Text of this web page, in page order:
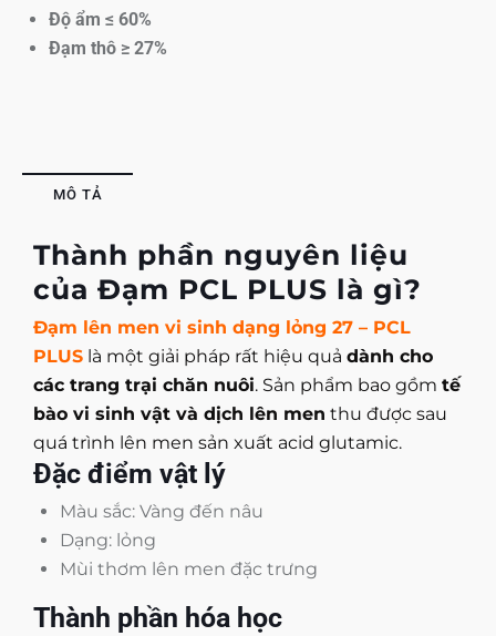
Độ ẩm ≤ 60%
Đạm thô ≥ 27%
MÔ TẢ
Thành phần nguyên liệu
của Đạm PCL PLUS là gì?
Đạm lên men vi sinh dạng lỏng 27 – PCL
PLUS là một giải pháp rất hiệu quả dành cho
các trang trại chăn nuôi. Sản phẩm bao gồm tế
bào vi sinh vật và dịch lên men thu được sau
quá trình lên men sản xuất acid glutamic.
Đặc điểm vật lý
Màu sắc: Vàng đến nâu
Dạng: lỏng
Mùi thơm lên men đặc trưng
Thành phần hóa học